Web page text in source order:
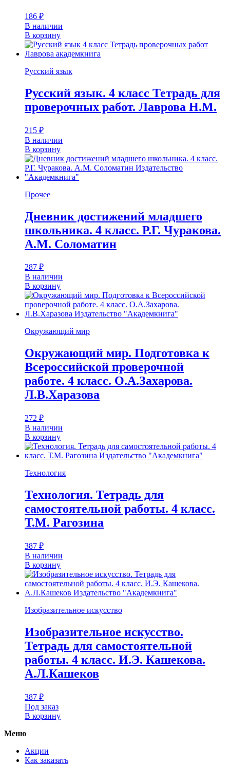
186 ₽
В наличии
В корзину
Русский язык
Русский язык. 4 класс Тетрадь для
проверочных работ. Лаврова Н.М.
215 ₽
В наличии
В корзину
Прочее
Дневник достижений младшего
школьника. 4 класс. Р.Г. Чуракова.
А.М. Соломатин
287 ₽
В наличии
В корзину
Окружающий мир
Окружающий мир. Подготовка к
Всероссийской проверочной
работе. 4 класс. О.А.Захарова.
Л.В.Харазова
272 ₽
В наличии
В корзину
Технология
Технология. Тетрадь для
самостоятельной работы. 4 класс.
Т.М. Рагозина
387 ₽
В наличии
В корзину
Изобразительное искусство
Изобразительное искусство.
Тетрадь для самостоятельной
работы. 4 класс. И.Э. Кашекова.
А.Л.Кашеков
387 ₽
Под заказ
В корзину
Меню
Акции
Как заказать